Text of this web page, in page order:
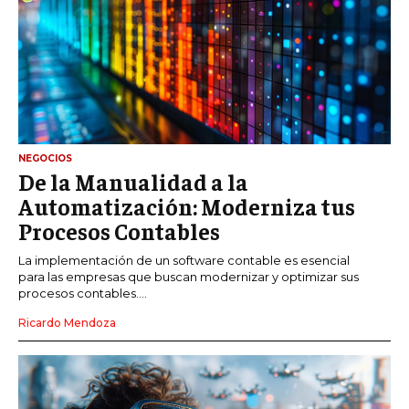
NEGOCIOS
De la Manualidad a la
Automatización: Moderniza tus
Procesos Contables
La implementación de un software contable es esencial
para las empresas que buscan modernizar y optimizar sus
procesos contables....
Ricardo Mendoza